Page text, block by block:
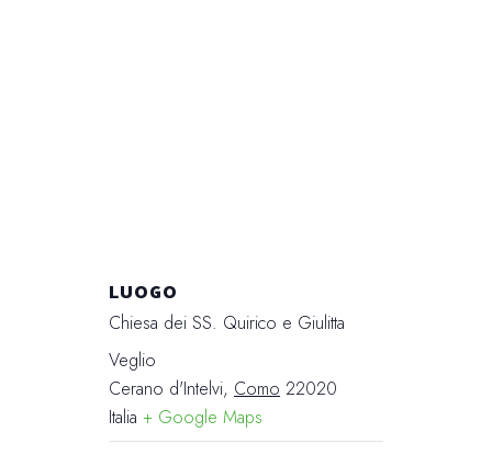
LUOGO
Chiesa dei SS. Quirico e Giulitta
Veglio
Cerano d'Intelvi, Como 22020
Italia + Google Maps